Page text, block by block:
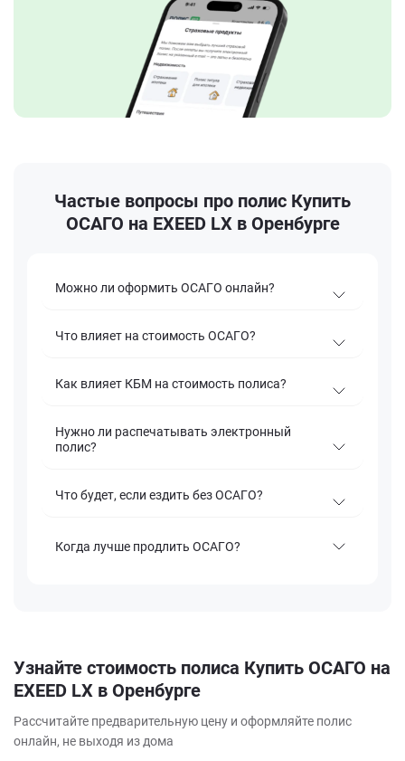
Частые вопросы про полис Купить
ОСАГО на EXEED LX в Оренбурге
Можно ли оформить ОСАГО онлайн?
Что влияет на стоимость ОСАГО?
Как влияет КБМ на стоимость полиса?
Нужно ли распечатывать электронный
полис?
Что будет, если ездить без ОСАГО?
Когда лучше продлить ОСАГО?
Узнайте стоимость полиса Купить ОСАГО на
EXEED LX в Оренбурге
Рассчитайте предварительную цену и оформляйте полис
онлайн, не выходя из дома